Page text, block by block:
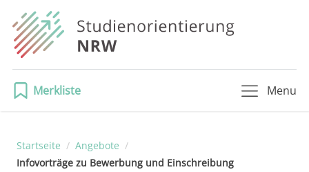
Merkliste Menu
Startseite / Angebote /
Infovorträge zu Bewerbung und Einschreibung